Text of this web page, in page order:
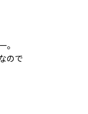
。
ので